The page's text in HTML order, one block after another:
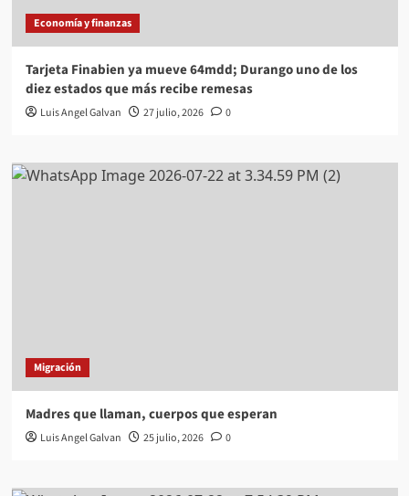
Economía y finanzas
Tarjeta Finabien ya mueve 64mdd; Durango uno de los
diez estados que más recibe remesas
Luis Angel Galvan 27 julio, 2026 0
Migración
Madres que llaman, cuerpos que esperan
Luis Angel Galvan 25 julio, 2026 0